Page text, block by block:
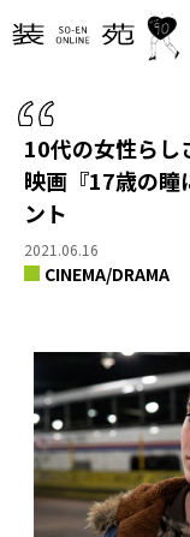
10代の女性らし
映画『17歳の瞳
ント
2021.06.16
CINEMA/DRAMA